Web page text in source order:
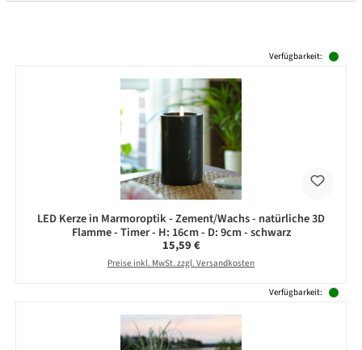
Verfügbarkeit:
LED Kerze in Marmoroptik - Zement/Wachs - natürliche 3D
Flamme - Timer - H: 16cm - D: 9cm - schwarz
Regulärer Preis:
15,59 €
Preise inkl. MwSt. zzgl. Versandkosten
Verfügbarkeit: